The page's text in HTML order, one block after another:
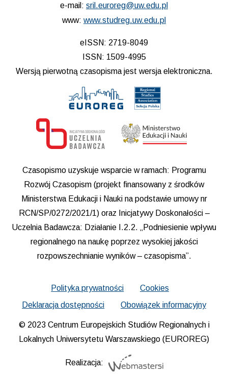
e-mail: sril.euroreg@uw.edu.pl
www: www.studreg.uw.edu.pl
eISSN: 2719-8049
ISSN: 1509-4995
Wersją pierwotną czasopisma jest wersja elektroniczna.
Czasopismo uzyskuje wsparcie w ramach: Programu
Rozwój Czasopism (projekt finansowany z środków
Ministerstwa Edukacji i Nauki na podstawie umowy nr
RCN/SP/0272/2021/1) oraz Inicjatywy Doskonałości –
Uczelnia Badawcza: Działanie I.2.2. „Podniesienie wpływu
regionalnego na naukę poprzez wysokiej jakości
rozpowszechnianie wyników – czasopisma”.
Polityka prywatności
Cookies
Deklaracja dostępności
Obowiązek informacyjny
© 2023 Centrum Europejskich Studiów Regionalnych i
Lokalnych Uniwersytetu Warszawskiego (EUROREG)
Realizacja: